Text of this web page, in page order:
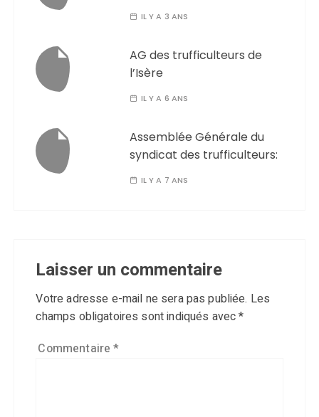
IL Y A 3 ANS
AG des trufficulteurs de
l’Isère
IL Y A 6 ANS
Assemblée Générale du
syndicat des trufficulteurs:
IL Y A 7 ANS
Laisser un commentaire
Votre adresse e-mail ne sera pas publiée. Les
champs obligatoires sont indiqués avec*
Commentaire*